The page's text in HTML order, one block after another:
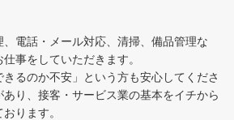
電話・メール対応、清掃、備品管理な
事をしていただきます。
るのか不安」という方も安心してくださ
り、接客・サービス業の基本をイチから
ります。